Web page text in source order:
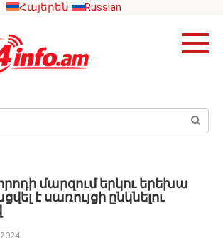
Հայերեն Russian
մարզում երկու երեխա
է սառույցի ընկնելու